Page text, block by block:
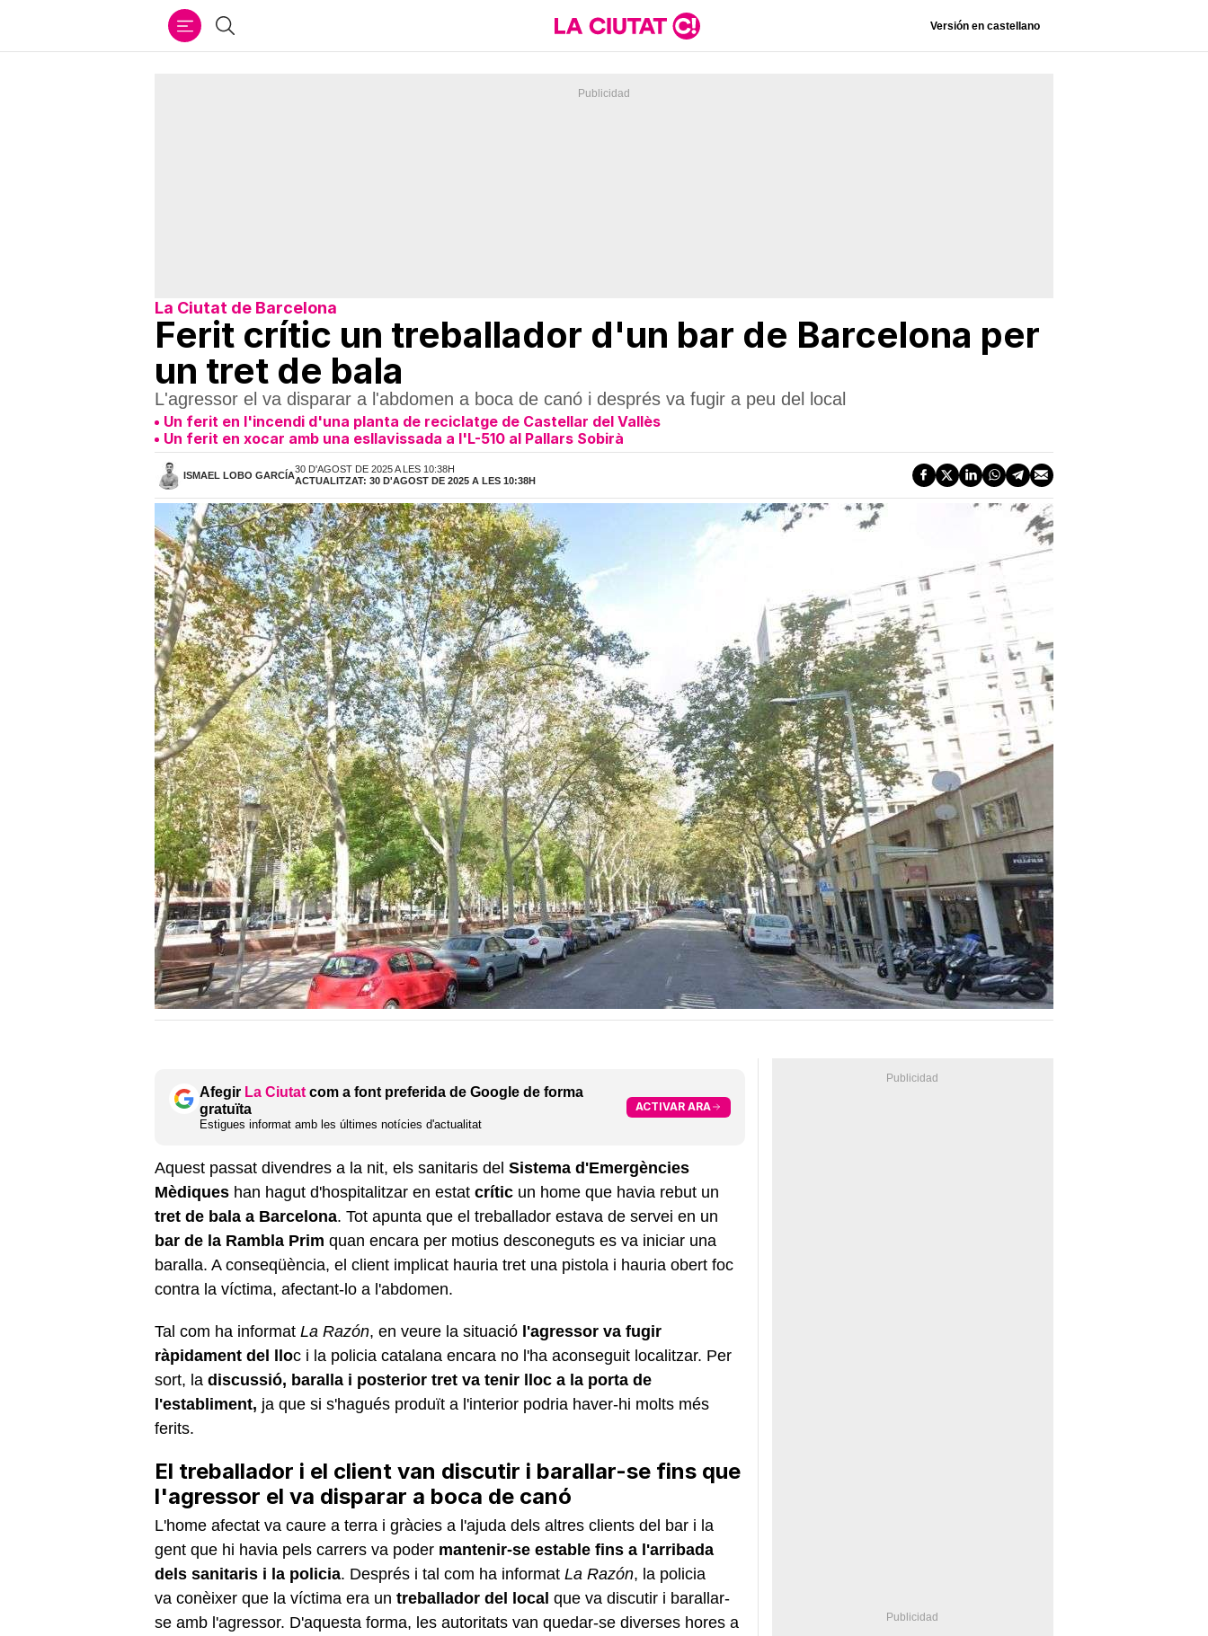
Cercar Versión en castellano
La Ciutat de Barcelona
Ferit crític un treballador d'un bar de Barcelona per
un tret de bala
L'agressor el va disparar a l'abdomen a boca de canó i després va fugir a peu del local
Un ferit en l'incendi d'una planta de reciclatge de Castellar del Vallès
Un ferit en xocar amb una esllavissada a l'L-510 al Pallars Sobirà
ISMAEL LOBO GARCÍA
30 D'AGOST DE 2025 A LES 10:38H
ACTUALITZAT: 30 D'AGOST DE 2025 A LES 10:38H
Afegir La Ciutat com a font preferida de Google de forma
gratuïta
Estigues informat amb les últimes notícies d'actualitat
ACTIVAR ARA
Aquest passat divendres a la nit, els sanitaris del Sistema d'Emergències
Mèdiques han hagut d'hospitalitzar en estat crític un home que havia rebut un
tret de bala a Barcelona. Tot apunta que el treballador estava de servei en un
bar de la Rambla Prim quan encara per motius desconeguts es va iniciar una
baralla. A conseqüència, el client implicat hauria tret una pistola i hauria obert foc
contra la víctima, afectant-lo a l'abdomen.
Tal com ha informat La Razón, en veure la situació l'agressor va fugir
ràpidament del lloc i la policia catalana encara no l'ha aconseguit localitzar. Per
sort, la discussió, baralla i posterior tret va tenir lloc a la porta de
l'establiment, ja que si s'hagués produït a l'interior podria haver-hi molts més
ferits.
El treballador i el client van discutir i barallar-se fins que
l'agressor el va disparar a boca de canó
L'home afectat va caure a terra i gràcies a l'ajuda dels altres clients del bar i la
gent que hi havia pels carrers va poder mantenir-se estable fins a l'arribada
dels sanitaris i la policia. Després i tal com ha informat La Razón, la policia
va conèixer que la víctima era un treballador del local que va discutir i barallar-
se amb l'agressor. D'aquesta forma, les autoritats van quedar-se diverses hores a